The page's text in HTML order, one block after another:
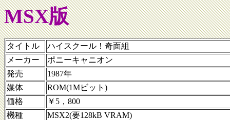
MSX版
タイトル
ハイスクール！奇面組
メーカー
ポニーキャニオン
発売
1987年
媒体
ROM(1Mビット)
価格
￥5，800
機種
MSX2(要128kB VRAM)